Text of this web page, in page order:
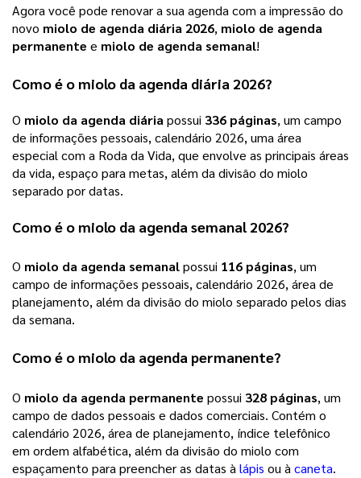
Agora você pode renovar a sua agenda com a impressão do
novo miolo de agenda diária 2026, miolo de agenda
permanente e miolo de agenda semanal!
Como é o miolo da agenda diária 2026?
O miolo da agenda diária possui 336 páginas, um campo
de informações pessoais, calendário 2026, uma área
especial com a Roda da Vida, que envolve as principais áreas
da vida, espaço para metas, além da divisão do miolo
separado por datas.
Como é o miolo da agenda semanal 2026?
O miolo da agenda semanalpossui 116 páginas, um
campo de informações pessoais, calendário 2026, área de
planejamento, além da divisão do miolo separado pelos dias
da semana.
Como é o miolo da agenda permanente?
O miolo da agenda permanente possui 328 páginas, um
campo de dados pessoais e dados comerciais. Contém o
calendário 2026, área de planejamento, índice telefônico
em ordem alfabética, além da divisão do miolo com
espaçamento para preencher as datas à lápis ou à caneta.